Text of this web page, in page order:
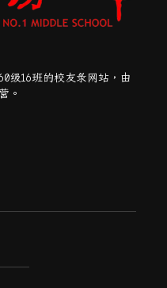
级16班的校友录网站，由
。